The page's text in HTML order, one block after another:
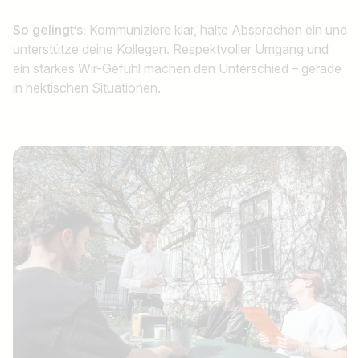
So gelingt‘s: Kommuniziere klar, halte Absprachen ein und
unterstütze deine Kollegen. Respektvoller Umgang und
ein starkes Wir-Gefühl machen den Unterschied – gerade
in hektischen Situationen.